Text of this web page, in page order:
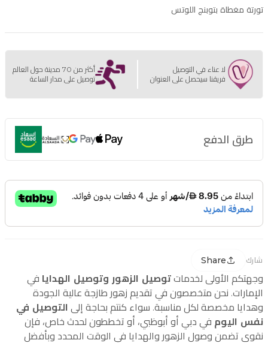
تورتة مغطاة بتوبنج اللوتس
لا عناء في التوصيل
فريقنا سيحصل على العنوان
أكثر من 70 مدينة حول العالم
توصيل على مدار الساعة
طرق الدفع
شارك Share
وجهتكم الأولى لخدمات توصيل الزهور وتوصيل الهدايا في
الإمارات. نحن متخصصون في تقديم زهور طازجة عالية الجودة
وهدايا مخصصة لكل مناسبة. سواء كنتم بحاجة إلى التوصيل في
نفس اليوم في دبي أو أبوظبي، أو تخططون لحدث خاص، فإن
نقوى تضمن وصول الزهور والهدايا في الوقت المحدد وبأفضل